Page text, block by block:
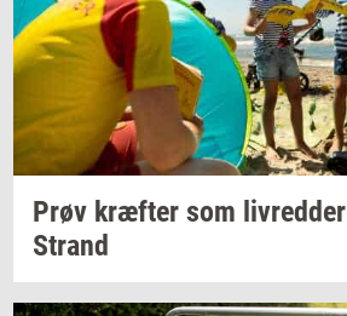
Prøv kræf­ter som liv­red­der
Strand